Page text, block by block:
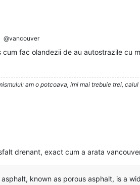
@vancouver
cum fac olandezii de au autostrazile cu
am o potcoava, imi mai trebuie trei, calul
drenant, exact cum a arata
asphalt, known as porous asphalt, is a